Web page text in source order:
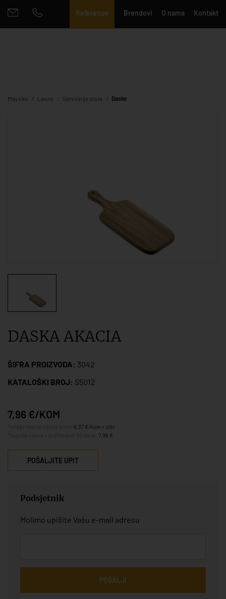
Reference Brendovi O nama Kontakt
Mayoko Leone Serviranje stola Daske
DASKA AKACIA
ŠIFRA PROIZVODA: 3042
KATALOŠKI BROJ: S5012
7,96 €/KOM
6,37 €/kom + pdv
7,96 €
POŠALJITE UPIT
Podsjetnik
Molimo upišite Vašu e-mail adresu
POŠALJI